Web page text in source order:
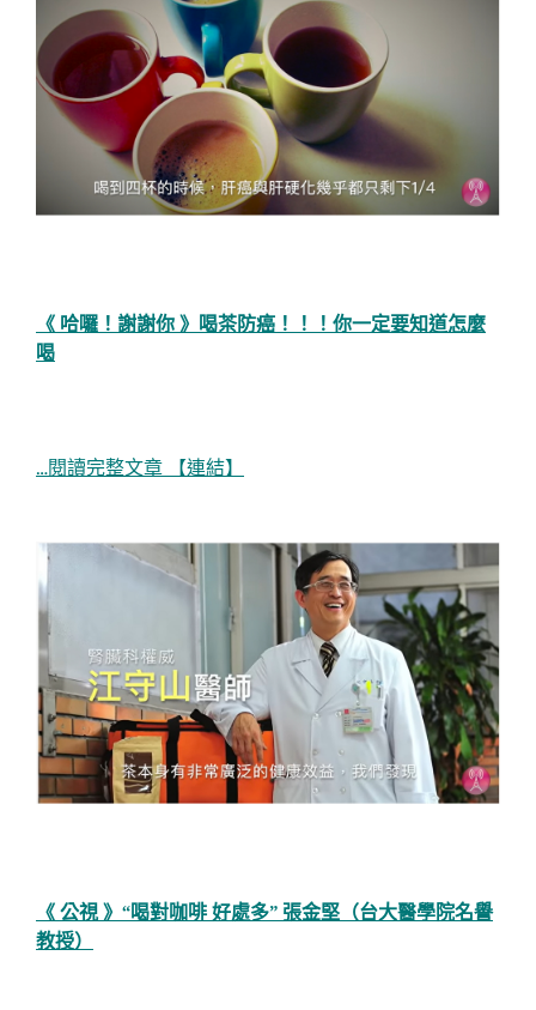
《 哈囉！謝謝你 》喝茶防癌！！！你一定要知道怎麼
喝
…閱讀完整文章 【連結】
《 公視 》“喝對咖啡 好處多” 張金堅（台大醫學院名譽
教授）